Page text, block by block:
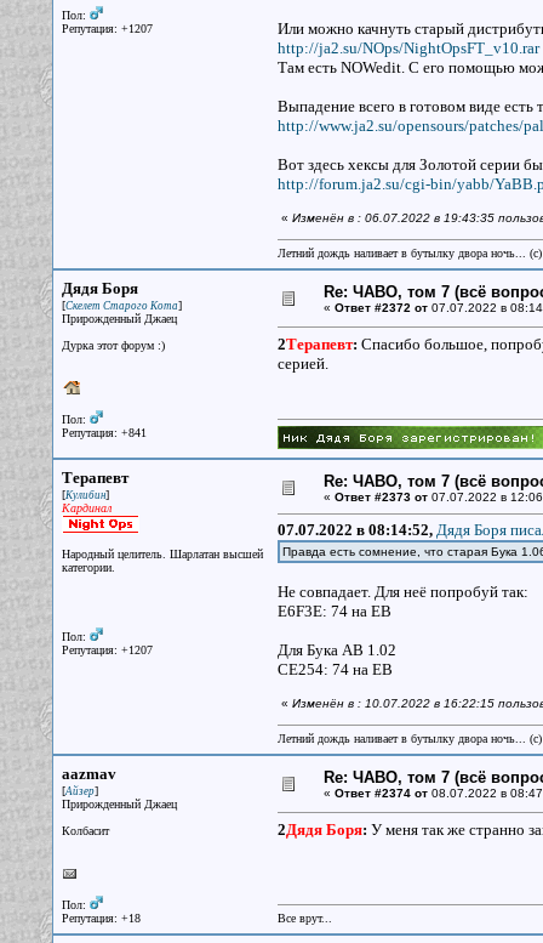
Пол:
Репутация: +1207
Или можно качнуть старый
http://ja2.su/NOps/NightOpsFT_v10.rar
Там есть NOWedit. С его помощью
Выпадение всего в готовом виде есть
http://www.ja2.su/opensours/patches/
Вот здесь хексы для Золотой серии
http://forum.ja2.su/cgi-bin/yabb/
« Изменён в : 06.07.2022 в 19:43:35
Летний дождь наливает в бутылку двора ночь...
Дядя Боря
[Скелет Старого Кота]
Прирожденный Джаец
Дурка этот форум :)
Пол:
Репутация: +841
Re: ЧАВО, том 7 (всё
« Ответ #2372 от07.07.2022 в
2Терапевт: Спасибо большое,
серией.
Терапевт
[Кулибин]
Кардинал
Народный целитель. Шарлатан высшей
категории.
Пол:
Репутация: +1207
Re: ЧАВО, том 7 (всё
« Ответ #2373 от07.07.2022 в
07.07.2022 в 08:14:52, Дядя Боря
Правда есть сомнение, что старая Бука
Не совпадает. Для неё попробуй так:
E6F3E: 74 на EB
Для Бука АВ 1.02
CE254: 74 на EB
« Изменён в : 10.07.2022 в 16:22:15
Летний дождь наливает в бутылку двора ночь...
aazmav
[Айзер]
Прирожденный Джаец
Колбасит
Пол:
Репутация: +18
Re: ЧАВО, том 7 (всё
« Ответ #2374 от08.07.2022 в
2Дядя Боря: У меня так же странно
Все врут...